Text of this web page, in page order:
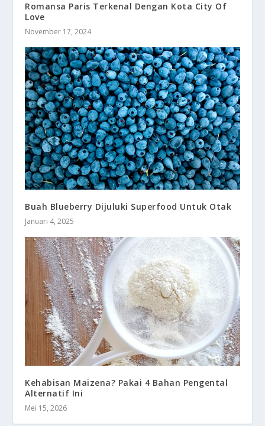
Romansa Paris Terkenal Dengan Kota City Of
Love
November 17, 2024
Buah Blueberry Dijuluki Superfood Untuk Otak
Januari 4, 2025
Kehabisan Maizena? Pakai 4 Bahan Pengental
Alternatif Ini
Mei 15, 2026